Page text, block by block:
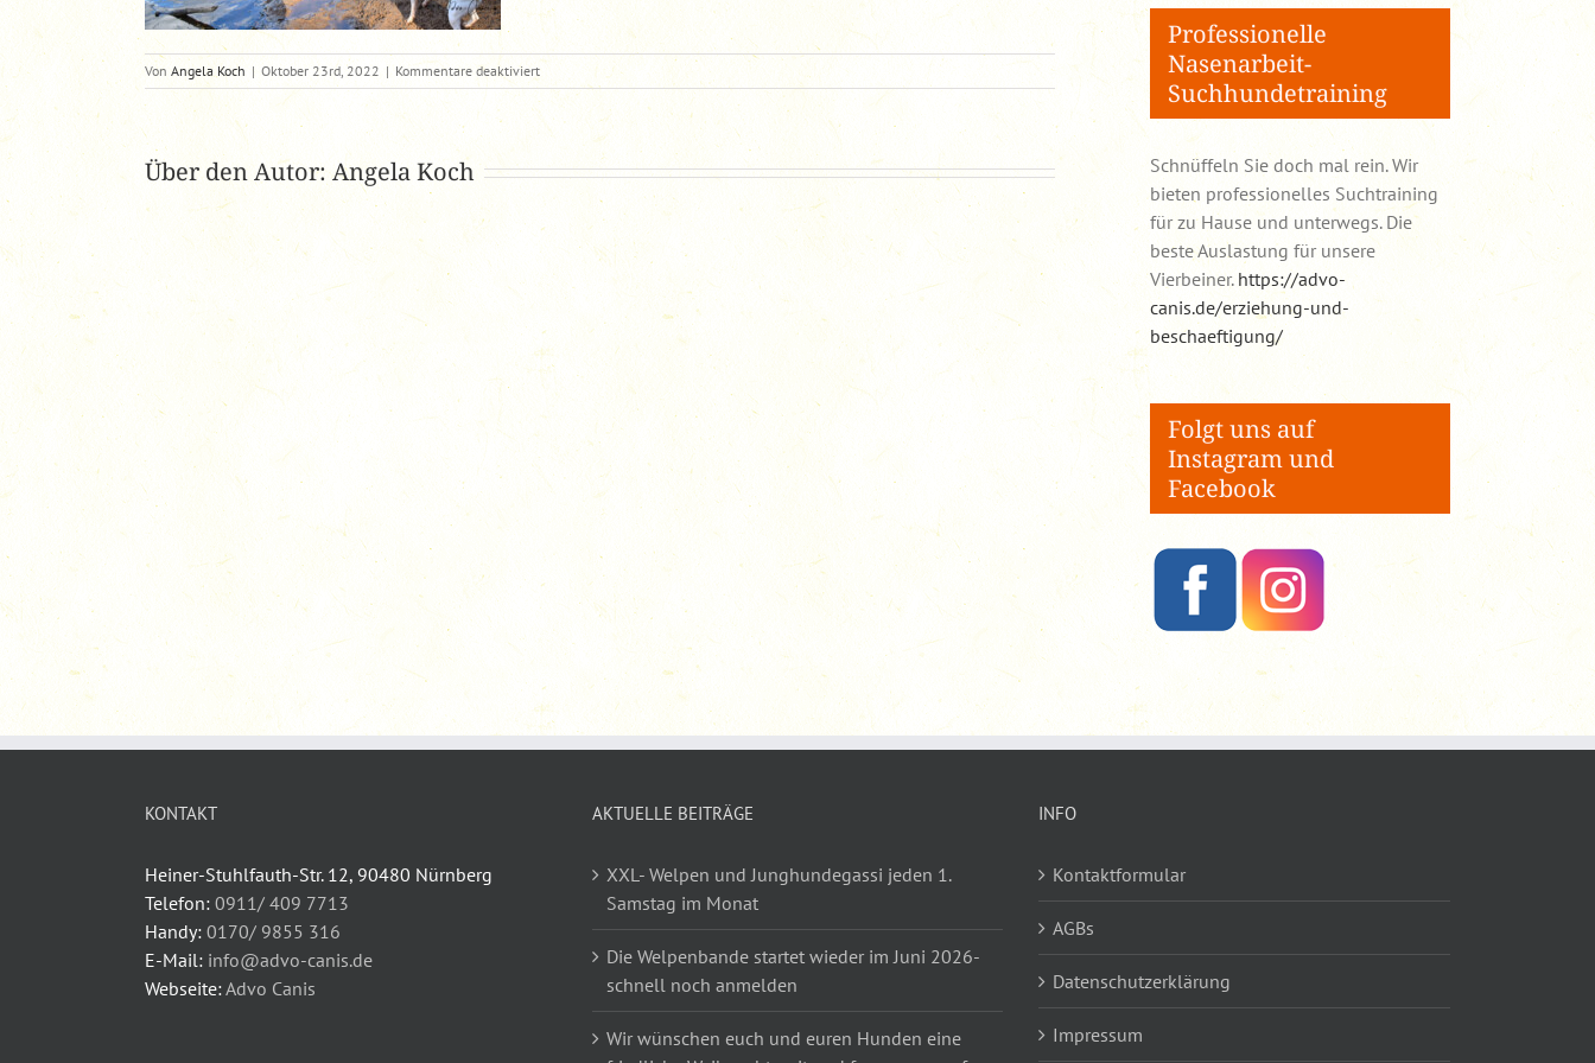
Von Angela Koch | Oktober 23rd, 2022 | Kommentare deaktiviertfür
DSC_3590
Über den Autor:Angela Koch
Professionelle
Nasenarbeit-
Suchhundetraining
Schnüffeln Sie doch mal rein. Wir
bieten professionelles Suchtraining
für zu Hause und unterwegs. Die
beste Auslastung für unsere
Vierbeiner. https://advo-
canis.de/erziehung-und-
beschaeftigung/
Folgt uns auf
Instagram und
Facebook
KONTAKT
Heiner-Stuhlfauth-Str. 12, 90480 Nürnberg
Telefon: 0911/ 409 7713
Handy: 0170/ 9855 316
E-Mail: info@advo-canis.de
Webseite:Advo Canis
AKTUELLE BEITRÄGE
XXL- Welpen und Junghundegassi jeden 1.
Samstag im Monat
Die Welpenbande startet wieder im Juni 2026-
schnell noch anmelden
Wir wünschen euch und euren Hunden eine
INFO
Kontaktformular
AGBs
Datenschutzerklärung
Impressum